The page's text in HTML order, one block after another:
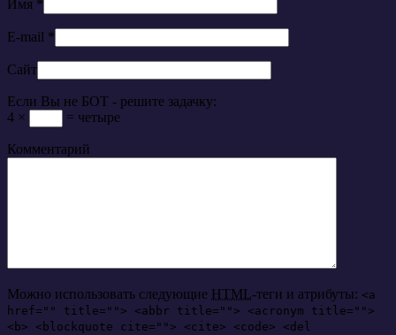
Имя *
E-mail *
Сайт
Если Вы не БОТ - решите задачку:
4 ×
= четыре
Комментарий
Можно использовать следующие HTML-теги и атрибуты: <a
href="" title=""> <abbr title=""> <acronym title="">
<b> <blockquote cite=""> <cite> <code> <del